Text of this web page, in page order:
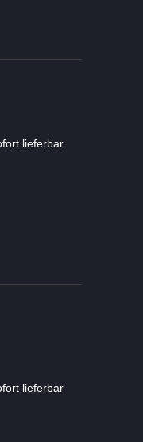
lieferbar
lieferbar